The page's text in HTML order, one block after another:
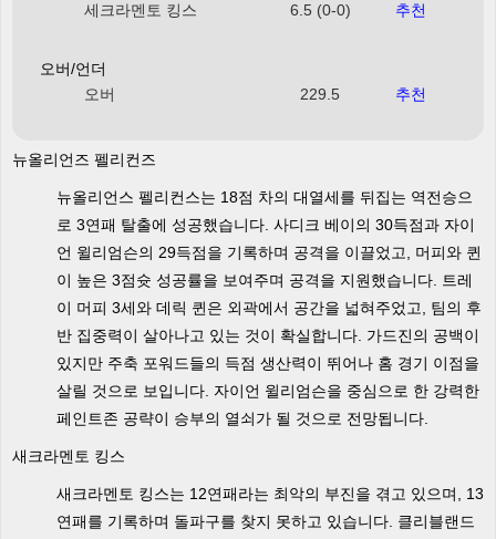
세크라멘토 킹스
6.5 (0-0) 추천
오버/언더
오버
229.5 추천
뉴올리언즈 펠리컨즈
뉴올리언스 펠리컨스는 18점 차의 대열세를 뒤집는 역전승으
로 3연패 탈출에 성공했습니다. 사디크 베이의 30득점과 자이
언 윌리엄슨의 29득점을 기록하며 공격을 이끌었고, 머피와 퀸
이 높은 3점슛 성공률을 보여주며 공격을 지원했습니다. 트레
이 머피 3세와 데릭 퀸은 외곽에서 공간을 넓혀주었고, 팀의 후
반 집중력이 살아나고 있는 것이 확실합니다. 가드진의 공백이
있지만 주축 포워드들의 득점 생산력이 뛰어나 홈 경기 이점을
살릴 것으로 보입니다. 자이언 윌리엄슨을 중심으로 한 강력한
페인트존 공략이 승부의 열쇠가 될 것으로 전망됩니다.
새크라멘토 킹스
새크라멘토 킹스는 12연패라는 최악의 부진을 겪고 있으며, 13
연패를 기록하며 돌파구를 찾지 못하고 있습니다. 클리블랜드